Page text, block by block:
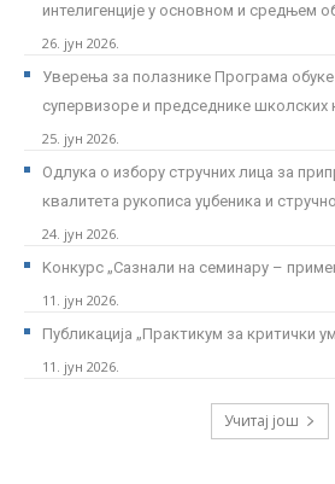
интелигенције у основном и средњем
26. јун 2026.
Уверења за полазнике Програмa
супервизоре и председнике школских
25. јун 2026.
Одлука о избору стручних лица за
квалитета рукописа уџбеника и
24. јун 2026.
Kонкурс „Сазнали на семинару –
11. јун 2026.
Публикација „Практикум за критички
11. јун 2026.
Учитај још